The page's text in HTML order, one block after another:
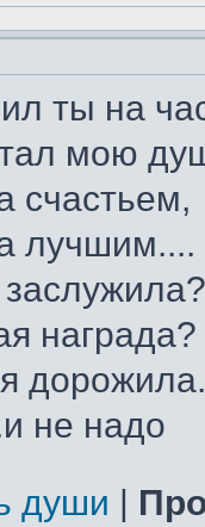
ты на
мою
счастьем,
лучшим....
награда?
не надо
души |